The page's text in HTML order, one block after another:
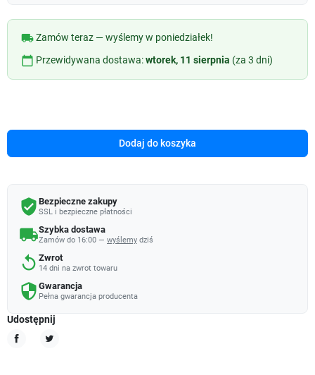
local_shippingZamów teraz — wyślemy w poniedziałek!
calendar_today Przewidywana dostawa:wtorek, 11 sierpnia (za 3 dni)
Dodaj do koszyka
verified_user Bezpieczne zakupy
SSL i bezpieczne płatności
local_shippingSzybka dostawa
Zamów do 16:00 — wyślemy dziś
replay Zwrot
14 dni na zwrot towaru
security Gwarancja
Pełna gwarancja producenta
Udostępnij